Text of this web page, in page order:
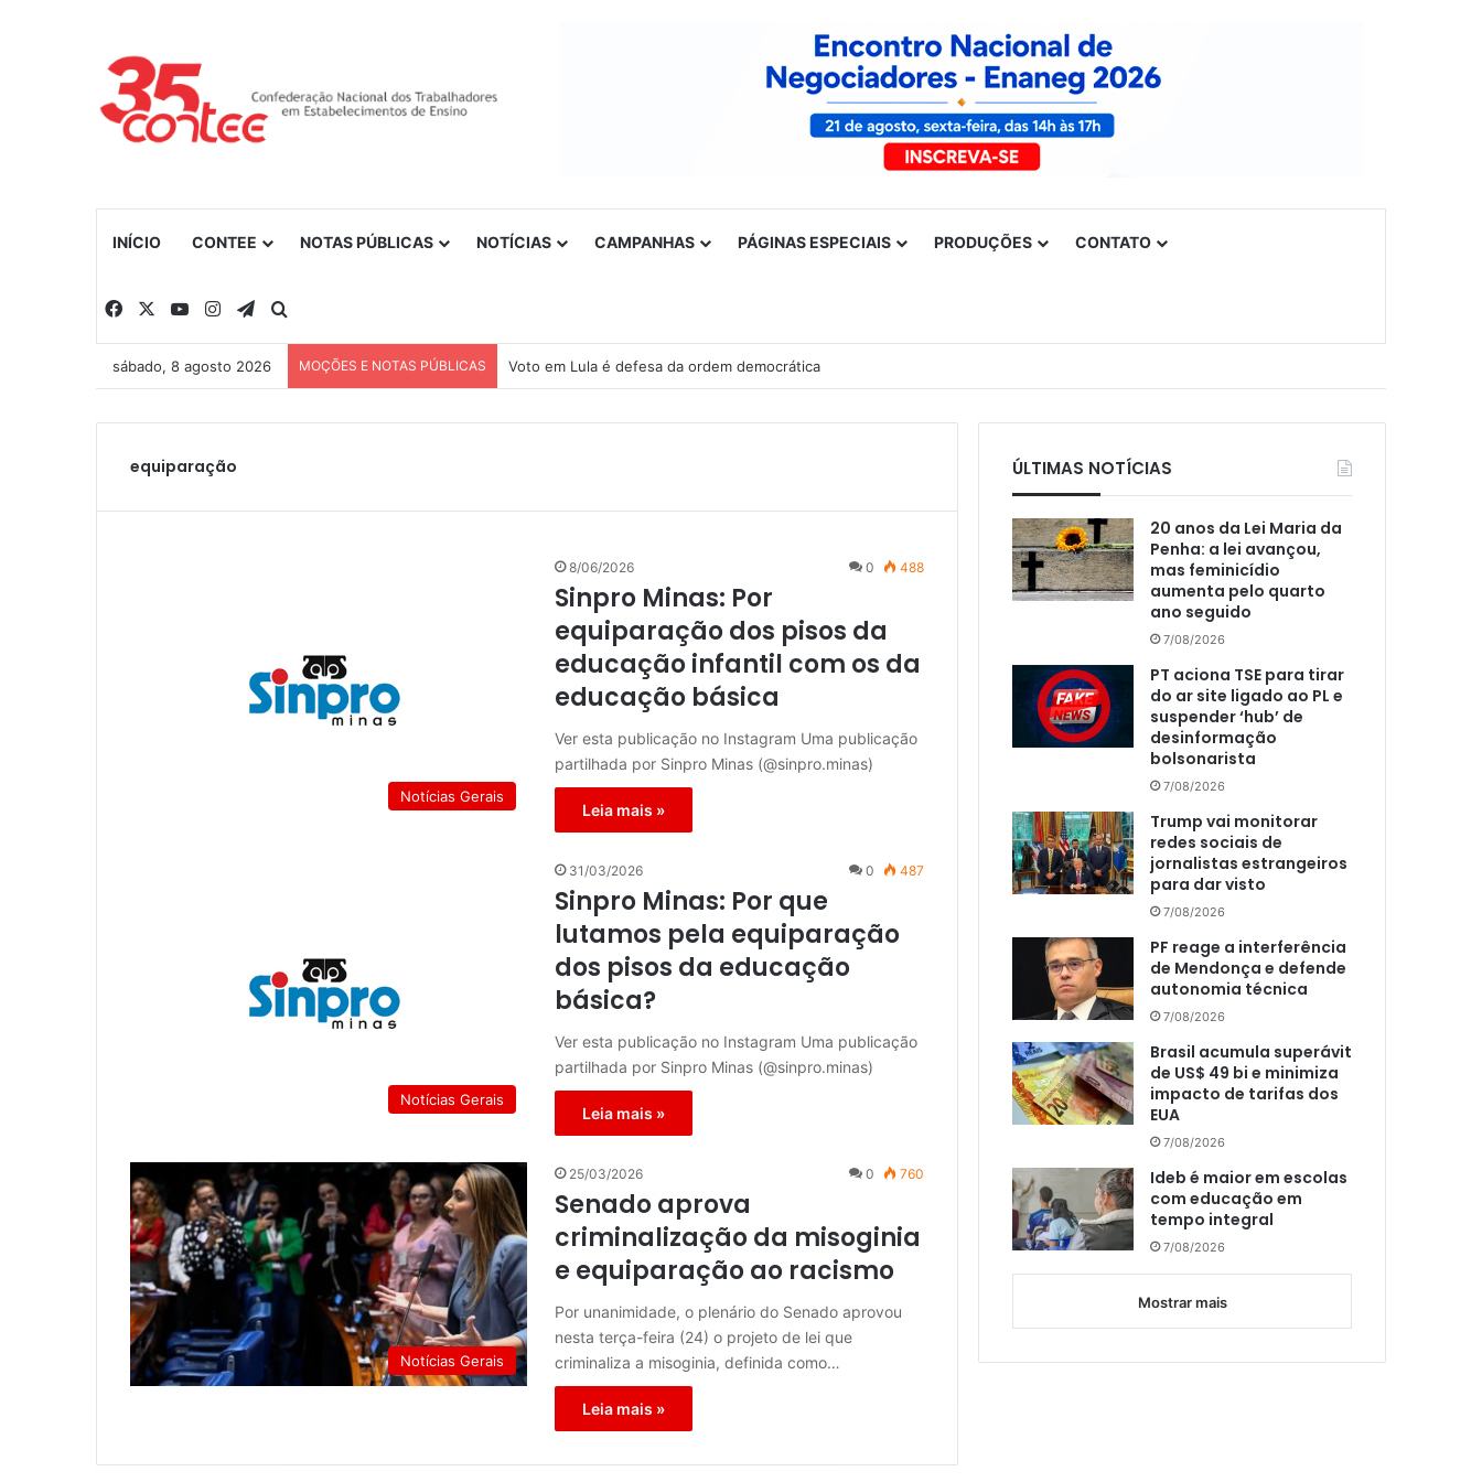
INÍCIO CONTEE NOTAS PÚBLICAS NOTÍCIAS CAMPANHAS PÁGINAS ESPECIAIS PRODUÇÕES CONTATO
Facebook YouTubeInstagramTelegram
sábado, 8 agosto 2026 MOÇÕES E NOTAS PÚBLICAS Voto em Lula é defesa da ordem democrática
equiparação
Notícias Gerais
8/06/2026 0 488
Sinpro Minas: Por
equiparação dos pisos da
educação infantil com os da
educação básica
Ver esta publicação no Instagram Uma publicação
partilhada por Sinpro Minas (@sinpro.minas)
Leia mais »
Notícias Gerais
31/03/2026 0 487
Sinpro Minas: Por que
lutamos pela equiparação
dos pisos da educação
básica?
Ver esta publicação no Instagram Uma publicação
partilhada por Sinpro Minas (@sinpro.minas)
Leia mais »
Notícias Gerais
25/03/2026 0 760
Senado aprova
criminalização da misoginia
e equiparação ao racismo
Por unanimidade, o plenário do Senado aprovou
nesta terça-feira (24) o projeto de lei que
criminaliza a misoginia, definida como…
Leia mais »
ÚLTIMAS NOTÍCIAS
20 anos da Lei Maria da
Penha: a lei avançou,
mas feminicídio
aumenta pelo quarto
ano seguido
7/08/2026
PT aciona TSE para tirar
do ar site ligado ao PL e
suspender ‘hub’ de
desinformação
bolsonarista
7/08/2026
Trump vai monitorar
redes sociais de
jornalistas estrangeiros
para dar visto
7/08/2026
PF reage a interferência
de Mendonça e defende
autonomia técnica
7/08/2026
Brasil acumula superávit
de US$ 49 bi e minimiza
impacto de tarifas dos
EUA
7/08/2026
Ideb é maior em escolas
com educação em
tempo integral
7/08/2026
Mostrar mais